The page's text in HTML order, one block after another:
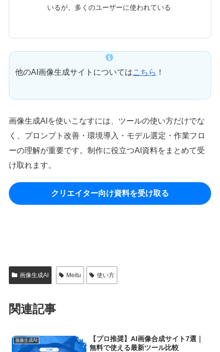
いるが、多くのユーザーに使われている
他のAI画像生成サイトについてはこちら ！
画像生成AIを使いこなすには、ツールの使い方だけでな
く、プロンプト改善・環境導入・モデル選定・作業フロ
ーの理解が重要です。制作に役立つAI資料をまとめて受
け取れます。
クリエイター向け資料を受け取る
画像生成AI Meitu 使い方
関連記事
画像生成AI
【プロ推奨】AI画像合成サイト7選｜
無料で使える最新ツール比較